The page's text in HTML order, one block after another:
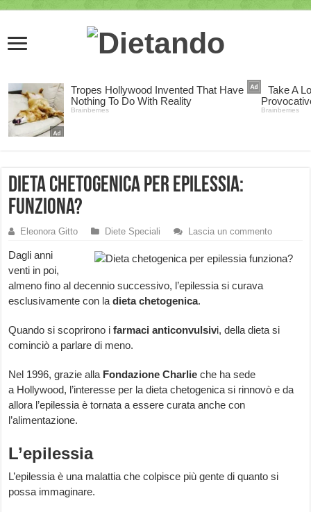
Dieta chetogenica per epilessia:
funziona?
Eleonora Gitto Diete Speciali Lascia un commento
Dagli anni
venti in poi,
almeno fino al decennio successivo, l’epilessia si curava
esclusivamente con ladieta chetogenica.
Quando si scoprirono ifarmaci anticonvulsivi, della dieta si
cominciò a parlare di meno.
Nel 1996, grazie alla Fondazione Charlie che ha sede
a Hollywood, l’interesse per la dieta chetogenica si rinnovò e da
allora l’epilessia è tornata a essere curata anche con
l’alimentazione.
L’epilessia
L’epilessia è una malattia che colpisce più gente di quanto si
possa immaginare.